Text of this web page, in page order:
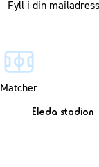
Matcher
Eleda stadion